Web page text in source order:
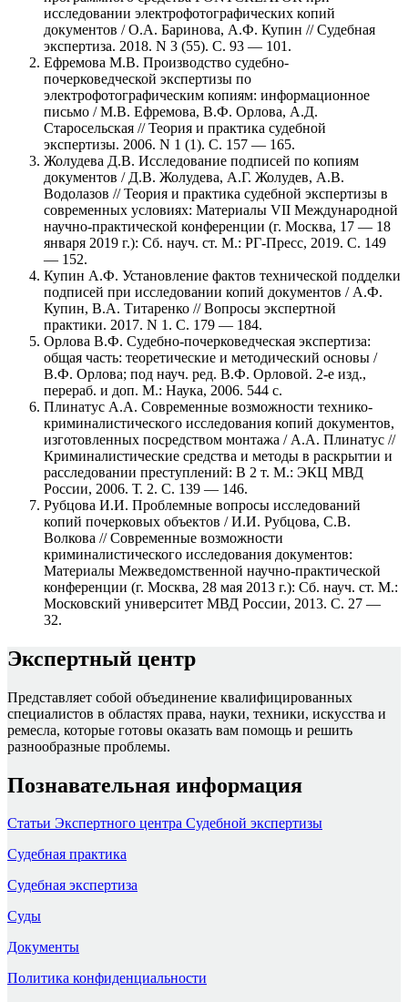
исследовании электрофотографических копий
документов / О.А. Баринова, А.Ф. Купин // Судебная
экспертиза. 2018. N 3 (55). С. 93 — 101.
Ефремова М.В. Производство судебно-
почерковедческой экспертизы по
электрофотографическим копиям: информационное
письмо / М.В. Ефремова, В.Ф. Орлова, А.Д.
Старосельская // Теория и практика судебной
экспертизы. 2006. N 1 (1). С. 157 — 165.
Жолудева Д.В. Исследование подписей по копиям
документов / Д.В. Жолудева, А.Г. Жолудев, А.В.
Водолазов // Теория и практика судебной экспертизы в
современных условиях: Материалы VII Международной
научно-практической конференции (г. Москва, 17 — 18
января 2019 г.): Сб. науч. ст. М.: РГ-Пресс, 2019. С. 149
— 152.
Купин А.Ф. Установление фактов технической подделки
подписей при исследовании копий документов / А.Ф.
Купин, В.А. Титаренко // Вопросы экспертной
практики. 2017. N 1. С. 179 — 184.
Орлова В.Ф. Судебно-почерковедческая экспертиза:
общая часть: теоретические и методический основы /
В.Ф. Орлова; под науч. ред. В.Ф. Орловой. 2-е изд.,
перераб. и доп. М.: Наука, 2006. 544 с.
Плинатус А.А. Современные возможности технико-
криминалистического исследования копий документов,
изготовленных посредством монтажа / А.А. Плинатус //
Криминалистические средства и методы в раскрытии и
расследовании преступлений: В 2 т. М.: ЭКЦ МВД
России, 2006. Т. 2. С. 139 — 146.
Рубцова И.И. Проблемные вопросы исследований
копий почерковых объектов / И.И. Рубцова, С.В.
Волкова // Современные возможности
криминалистического исследования документов:
Материалы Межведомственной научно-практической
конференции (г. Москва, 28 мая 2013 г.): Сб. науч. ст. М.:
Московский университет МВД России, 2013. С. 27 —
32.
Экспертный центр
Представляет собой объединение квалифицированных
специалистов в областях права, науки, техники, искусства и
ремесла, которые готовы оказать вам помощь и решить
разнообразные проблемы.
Познавательная информация
Статьи Экспертного центра Судебной экспертизы
Судебная практика
Судебная экспертиза
Суды
Документы
Политика конфиденциальности